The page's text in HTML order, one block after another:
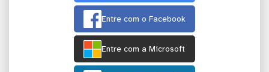
Entre com o Facebook
Entre com a Microsoft